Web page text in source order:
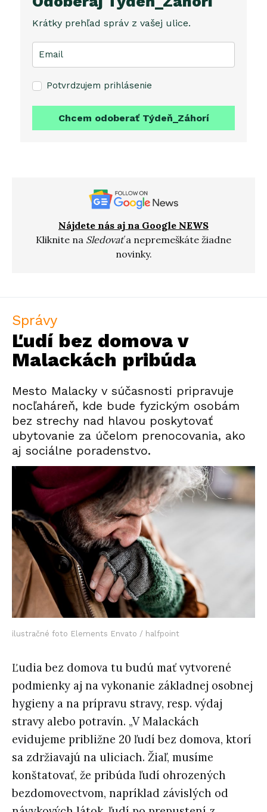
Krátky prehľad správ z vašej ulice.
Potvrdzujem prihlásenie
Chcem odoberať Týdeň_Záhorí
Nájdete nás aj na Google NEWS
Kliknite na Sledovaťa nepremeškáte žiadne
novinky.
Správy
Ľudí bez domova v
Malackách pribúda
Mesto Malacky v súčasnosti pripravuje
nocľaháreň, kde bude fyzickým osobám
bez strechy nad hlavou poskytovať
ubytovanie za účelom prenocovania, ako
aj sociálne poradenstvo.
ilustračné foto Elements Envato / halfpoint
Ľudia bez domova tu budú mať vytvorené
podmienky aj na vykonanie základnej osobnej
hygieny a na prípravu stravy, resp. výdaj
stravy alebo potravín. „V Malackách
evidujeme približne 20 ľudí bez domova, ktorí
sa zdržiavajú na uliciach. Žiaľ, musíme
konštatovať, že pribúda ľudí ohrozených
bezdomovectvom, napríklad závislých od